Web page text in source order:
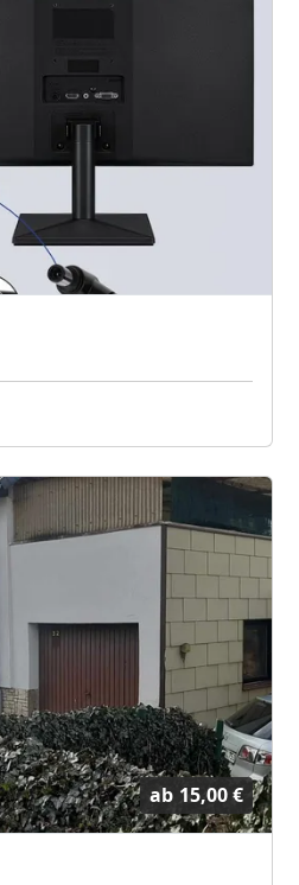
ab 15,00 €